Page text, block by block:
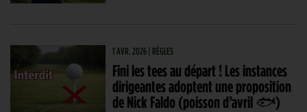
1 AVR. 2026 | RÈGLES
Fini les tees au départ ! Les instances
dirigeantes adoptent une proposition
de Nick Faldo (poisson d’avril 🐟)